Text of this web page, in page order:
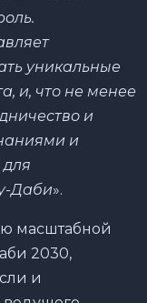
уникальные
и, что не менее
и
и
Даби».
масштабной
2030,
и